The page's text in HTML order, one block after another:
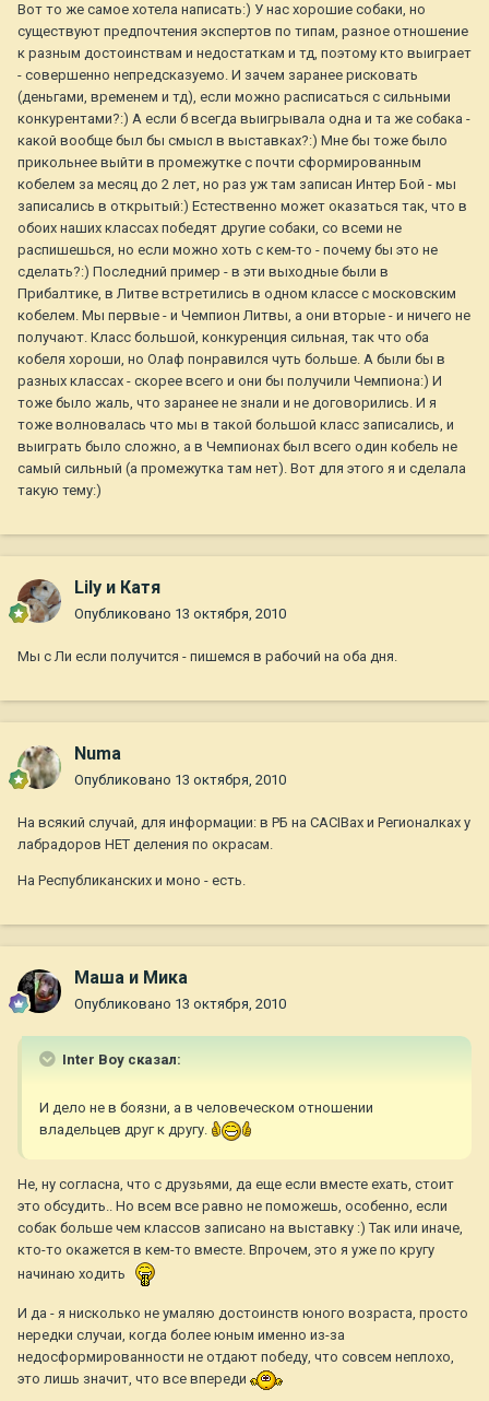
Вот то же самое хотела написать:) У нас хорошие собаки, но
существуют предпочтения экспертов по типам, разное отношение
к разным достоинствам и недостаткам и тд, поэтому кто выиграет
- совершенно непредсказуемо. И зачем заранее рисковать
(деньгами, временем и тд), если можно расписаться с сильными
конкурентами?:) А если б всегда выигрывала одна и та же собака -
какой вообще был бы смысл в выставках?:) Мне бы тоже было
прикольнее выйти в промежутке с почти сформированным
кобелем за месяц до 2 лет, но раз уж там записан Интер Бой - мы
записались в открытый:) Естественно может оказаться так, что в
обоих наших классах победят другие собаки, со всеми не
распишешься, но если можно хоть с кем-то - почему бы это не
сделать?:) Последний пример - в эти выходные были в
Прибалтике, в Литве встретились в одном классе с московским
кобелем. Мы первые - и Чемпион Литвы, а они вторые - и ничего не
получают. Класс большой, конкуренция сильная, так что оба
кобеля хороши, но Олаф понравился чуть больше. А были бы в
разных классах - скорее всего и они бы получили Чемпиона:) И
тоже было жаль, что заранее не знали и не договорились. И я
тоже волновалась что мы в такой большой класс записались, и
выиграть было сложно, а в Чемпионах был всего один кобель не
самый сильный (а промежутка там нет). Вот для этого я и сделала
такую тему:)
Lily и Катя
Опубликовано 13 октября, 2010
Мы с Ли если получится - пишемся в рабочий на оба дня.
Numa
Опубликовано 13 октября, 2010
На всякий случай, для информации: в РБ на CACIBах и Регионалках у
лабрадоров НЕТ деления по окрасам.
На Республиканских и моно - есть.
Маша и Мика
Опубликовано 13 октября, 2010
Inter Boy сказал:
И дело не в боязни, а в человеческом отношении
владельцев друг к другу.
Не, ну согласна, что с друзьями, да еще если вместе ехать, стоит
это обсудить.. Но всем все равно не поможешь, особенно, если
собак больше чем классов записано на выставку :) Так или иначе,
кто-то окажется в кем-то вместе. Впрочем, это я уже по кругу
начинаю ходить
И да - я нисколько не умаляю достоинств юного возраста, просто
нередки случаи, когда более юным именно из-за
недосформированности не отдают победу, что совсем неплохо,
это лишь значит, что все впереди